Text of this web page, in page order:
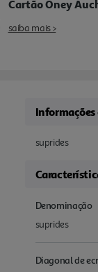
Cartão Oney
saiba mais >
suprides
Denominação
suprides
Diagonal de